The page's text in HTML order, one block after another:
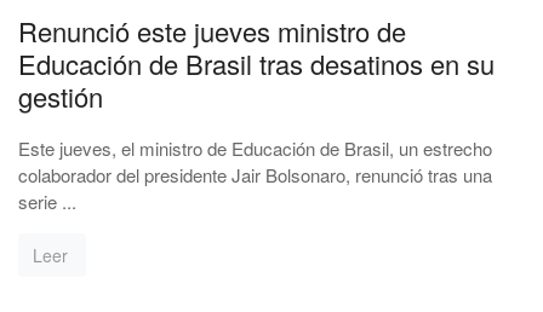
Renunció este jueves ministro de
Educación de Brasil tras desatinos en su
gestión
Este jueves, el ministro de Educación de Brasil, un estrecho
colaborador del presidente Jair Bolsonaro, renunció tras una
serie ...
Leer